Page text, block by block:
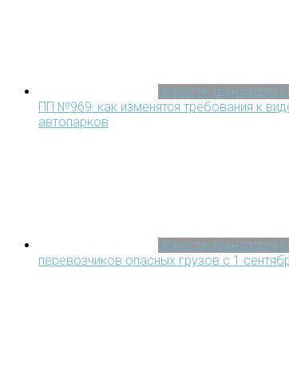
Новости транспорта
ПП №969: как изменятся требования к
автопарков
Новости транспорта
перевозчиков опасных грузов с 1